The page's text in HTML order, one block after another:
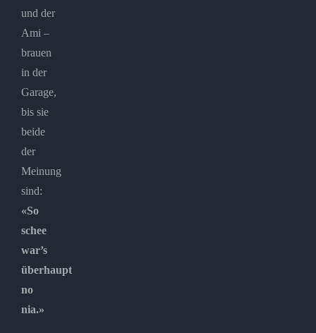
und der
Ami –
brauen
in der
Garage,
bis sie
beide
der
Meinung
sind:
«So
schee
war’s
überhaupt
no
nia.»